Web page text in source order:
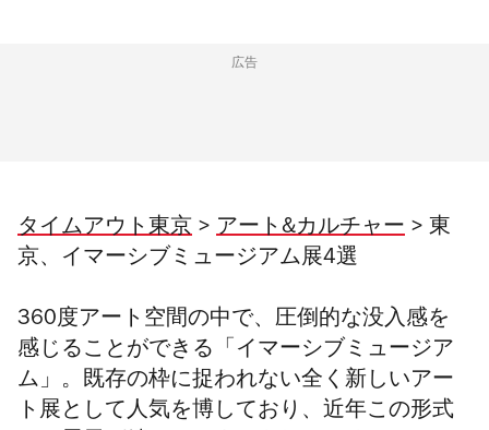
広告
タイムアウト東京 > アート&カルチャー > 東
京、イマーシブミュージアム展4選
360度アート空間の中で、圧倒的な没入感を
感じることができる「イマーシブミュージア
ム」。既存の枠に捉われない全く新しいアー
ト展として人気を博しており、近年この形式